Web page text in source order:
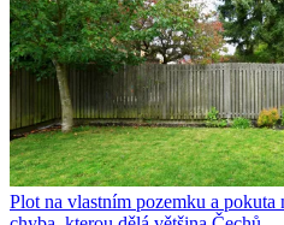
Plot na vlastním pozemku a